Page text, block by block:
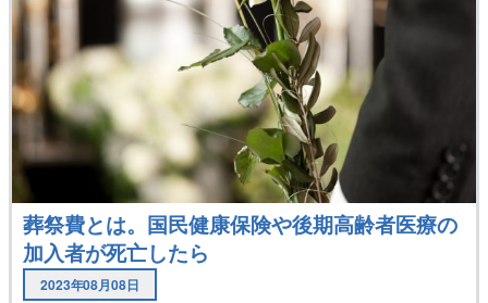
葬祭費とは。国民健康保険や後期高齢者医療の
加入者が死亡したら
2023年08月08日